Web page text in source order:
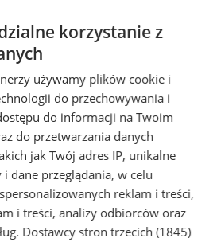
(1)
korzystanie z
używamy plików cookie i
do przechowywania i
do informacji na Twoim
do przetwarzania danych
jak Twój adres IP, unikalne
dane przeglądania, w celu
reklam i treści,
i treści, analizy odbiorców oraz
Dostawcy stron trzecich (1845)